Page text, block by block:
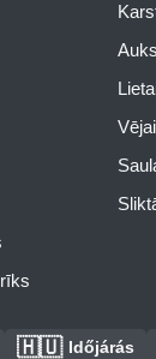
🇭🇺 Időjárás